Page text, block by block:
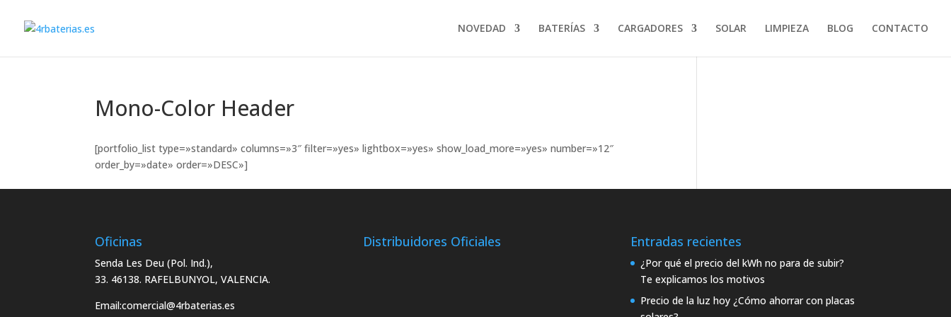
NOVEDAD BATERÍAS CARGADORES SOLAR LIMPIEZA BLOG CONTACTO
Mono-Color Header
[portfolio_list type=»standard» columns=»3″ filter=»yes» lightbox=»yes» show_load_more=»yes» number=»12″
order_by=»date» order=»DESC»]
Oficinas
Senda Les Deu (Pol. Ind.),
33. 46138. RAFELBUNYOL, VALENCIA.
Email:comercial@4rbaterias.es
Distribuidores Oficiales Entradas recientes
¿Por qué el precio del kWh no para de subir?
Te explicamos los motivos
Precio de la luz hoy ¿Cómo ahorrar con placas